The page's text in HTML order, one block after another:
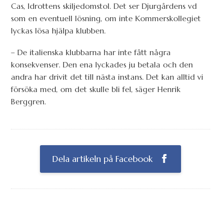
Cas, Idrottens skiljedomstol. Det ser Djurgårdens vd
som en eventuell lösning, om inte Kommerskollegiet
lyckas lösa hjälpa klubben.
– De italienska klubbarna har inte fått några
konsekvenser. Den ena lyckades ju betala och den
andra har drivit det till nästa instans. Det kan alltid vi
försöka med, om det skulle bli fel, säger Henrik
Berggren.
Dela artikeln på Facebook